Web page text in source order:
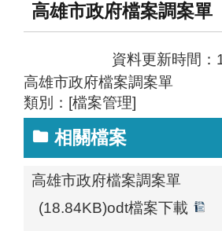
高雄市政府檔案調案單
資料更新時間
高雄市政府檔案調案單
類別：[檔案管理]
相關檔案
高雄市政府檔案調案單
(18.84KB)odt檔案下載